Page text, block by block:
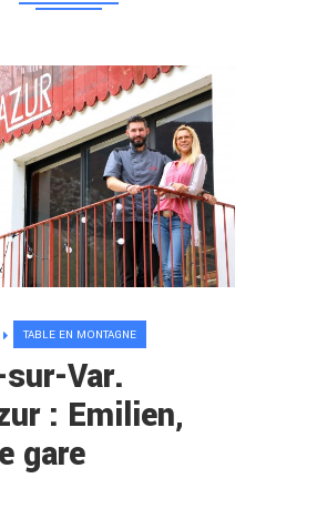
TABLE EN MONTAGNE
Var.
: Emilien,
gare